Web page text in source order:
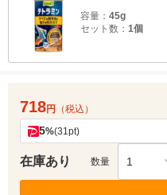
容量： 45g
セット数： 1個
718円 （税込）
5%(31pt)
在庫あり 数量 1